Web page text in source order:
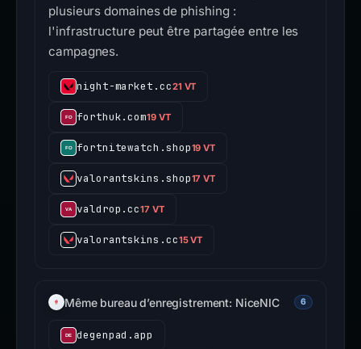
plusieurs domaines de phishing :
l'infrastructure peut être partagée entre les
campagnes.
night-market.cc21 VT
forthuk.com19 VT
fortnitewatch.shop19 VT
valorantskins.shop17 VT
valdrop.cc17 VT
valorantskins.cc15 VT
Même bureau d’enregistrement: NiceNIC 6
degenpad.app